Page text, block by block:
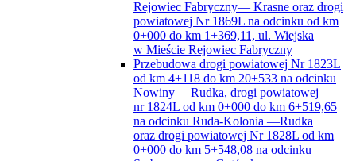
Rejowiec Fabryczny— Krasne oraz drogi
powiatowej Nr 1869L na odcinku od km
0+000 do km 1+369,11, ul. Wiejska
w Mieście Rejowiec Fabryczny
Przebudowa drogi powiatowej Nr 1823L
od km 4+118 do km 20+533 na odcinku
Nowiny— Rudka, drogi powiatowej
nr 1824L od km 0+000 do km 6+519,65
na odcinku Ruda-Kolonia —Rudka
oraz drogi powiatowej Nr 1828L od km
0+000 do km 5+548,08 na odcinku